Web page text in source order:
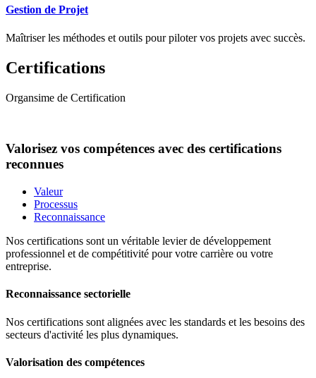
Gestion de Projet
Maîtriser les méthodes et outils pour piloter vos projets avec succès.
Certifications
Organsime de Certification
Valorisez vos compétences avec des certifications
reconnues
Valeur
Processus
Reconnaissance
Nos certifications sont un véritable levier de développement
professionnel et de compétitivité pour votre carrière ou votre
entreprise.
Reconnaissance sectorielle
Nos certifications sont alignées avec les standards et les besoins des
secteurs d'activité les plus dynamiques.
Valorisation des compétences